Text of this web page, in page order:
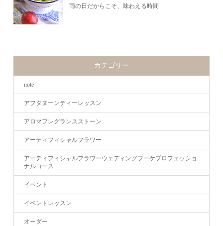
雨の日だからこそ、味わえる時間
カテゴリー
note
アフタヌーンティーレッスン
アロマフレグランスストーン
アーティフィシャルフラワー
アーティフィシャルフラワーウェディングブーケプロフェッショ
ナルコース
イベント
イベントレッスン
オーダー